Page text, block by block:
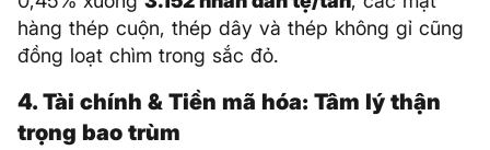
hàng thép cuộn, thép dây và thép không gỉ cũng
đồng loạt chìm trong sắc đỏ.
4. Tài chính & Tiền mã hóa: Tâm lý thận
trọng bao trùm